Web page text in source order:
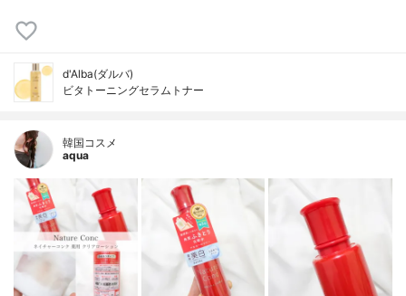
d'Alba(ダルバ)
ビタトーニングセラムトナー
韓国コスメ
aqua